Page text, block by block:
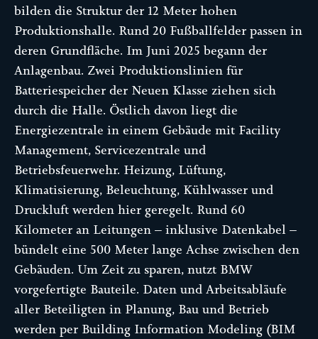
bilden die Struktur der 12 Meter hohen
Produktionshalle. Rund 20 Fußballfelder passen in
deren Grundfläche. Im Juni 2025 begann der
Anlagenbau. Zwei Produktionslinien für
Batteriespeicher der Neuen Klasse ziehen sich
durch die Halle. Östlich davon liegt die
Energiezentrale in einem Gebäude mit Facility
Management, Servicezentrale und
Betriebsfeuerwehr. Heizung, Lüftung,
Klimatisierung, Beleuchtung, Kühlwasser und
Druckluft werden hier geregelt. Rund 60
Kilometer an Leitungen – inklusive Datenkabel –
bündelt eine 500 Meter lange Achse zwischen den
Gebäuden. Um Zeit zu sparen, nutzt BMW
vorgefertigte Bauteile. Daten und Arbeitsabläufe
aller Beteiligten in Planung, Bau und Betrieb
werden per Building Information Modeling (BIM